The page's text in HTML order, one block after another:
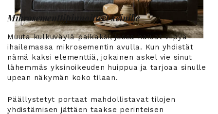
Mikrosementtipinnoitteet seinille
Muuta kulkuväylä paikaksi, jossa haluat viipyä
ihailemassa mikrosementin avulla. Kun yhdistät
nämä kaksi elementtiä, jokainen askel vie sinut
lähemmäs yksinoikeuden huippua ja tarjoaa sinulle
upean näkymän koko tilaan.
Päällystetyt portaat mahdollistavat tilojen
yhdistämisen jättäen taakse perinteisen